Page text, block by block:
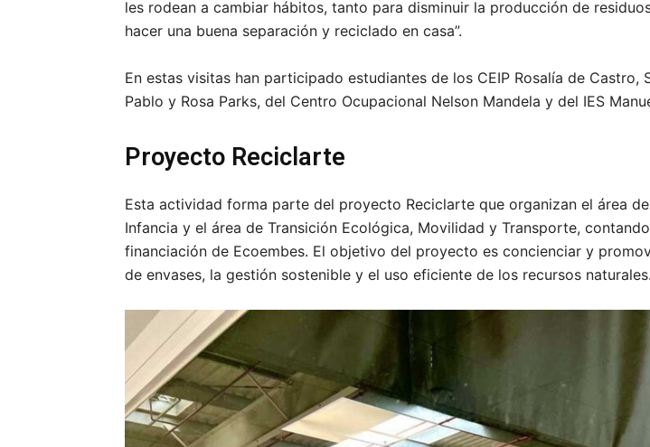
les rodean a cambiar hábitos, tanto para disminuir la producción de
hacer una buena separación y reciclado en casa”.
En estas visitas han participado estudiantes de los CEIP Rosalía de Castro,
Pablo y Rosa Parks, del Centro Ocupacional Nelson Mandela y del IES
Proyecto Reciclarte
Esta actividad forma parte del proyecto Reciclarte que organizan el área
Infancia y el área de Transición Ecológica, Movilidad y Transporte,
financiación de Ecoembes. El objetivo del proyecto es concienciar y
de envases, la gestión sostenible y el uso eficiente de los recursos naturales.